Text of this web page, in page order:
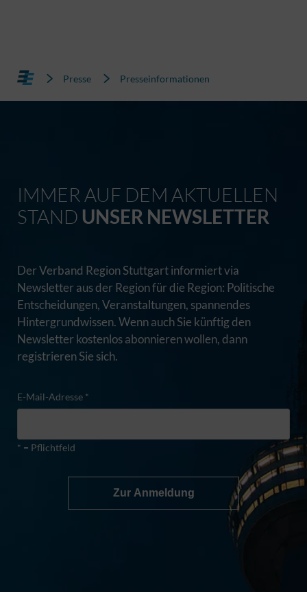
Presse Presseinformationen
IMMER AUF DEM AKTUELLEN
STAND UNSER NEWSLETTER
Der Verband Region Stuttgart informiert via
Newsletter aus der Region für die Region: Politische
Entscheidungen, Veranstaltungen, spannendes
Hintergrundwissen. Wenn auch Sie künftig den
Newsletter kostenlos abonnieren wollen, dann
registrieren Sie sich.
E-Mail-Adresse *
* = Pflichtfeld
Zur Anmeldung